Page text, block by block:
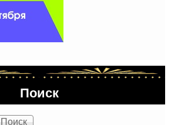
Поиск